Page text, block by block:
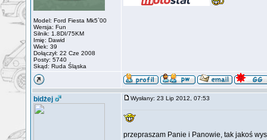
Model: Ford Fiesta Mk5`00
Wersja: Fun
Silnik: 1.8DI/75KM
Imię: Dawid
Wiek: 39
Dołączył: 22 Cze 2008
Posty: 5740
Skąd: Ruda Śląska
bidżej Wysłany: 23 Lip 2012, 07:53
przepraszam Panie i Panowie, tak jakoś